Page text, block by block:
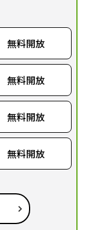
無料開放
無料開放
無料開放
無料開放